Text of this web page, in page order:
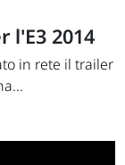
2014
in rete il trailer